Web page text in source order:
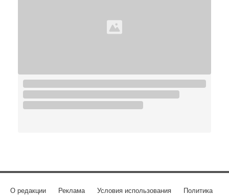
О редакции Реклама Условия использования
Политика